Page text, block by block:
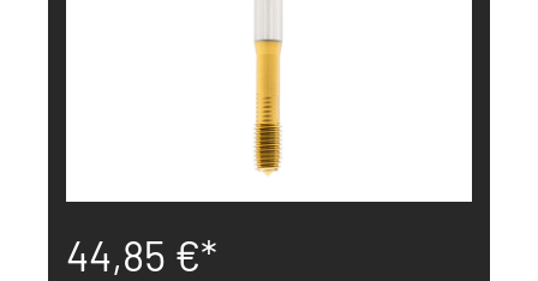
44,85 €*